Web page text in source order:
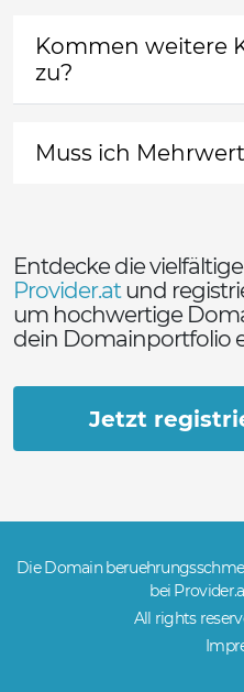
Kommen weitere
zu?
Muss ich
Entdecke die
Provider.atund
um hochwertige
dein Domainportfolio
Jetzt
Die Domain
bei
All rights